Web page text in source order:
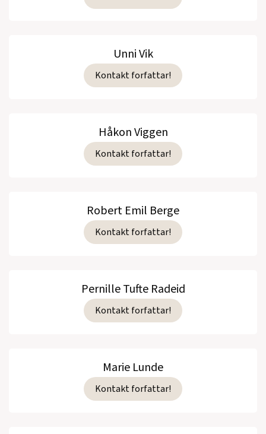
Unni Vik
Kontakt forfattar!
Håkon Viggen
Kontakt forfattar!
Robert Emil Berge
Kontakt forfattar!
Pernille Tufte Radeid
Kontakt forfattar!
Marie Lunde
Kontakt forfattar!